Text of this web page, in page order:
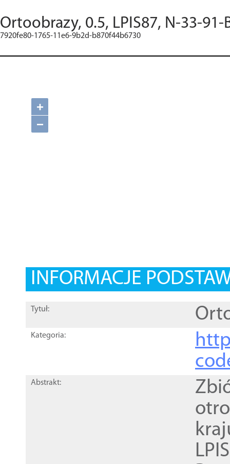
Ortoobrazy, 0.5, LPIS87, N-33-91-
7920fe80-1765-11e6-9b2d-b870f44b6730
+
−
INFORMACJE
Tytuł:
Kategoria:
Abstrakt: